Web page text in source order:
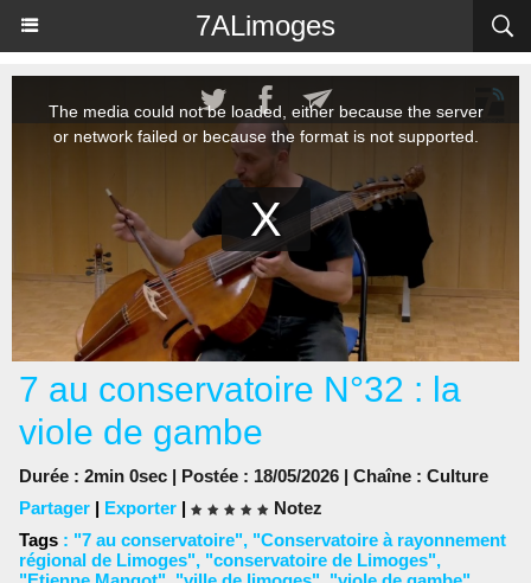
7ALimoges
7 au conservatoire N°32 : la
viole de gambe
Durée : 2min 0sec | Postée : 18/05/2026 | Chaîne : Culture
Partager | Exporter |
Notez
Tags : "7 au conservatoire", "Conservatoire à rayonnement
régional de Limoges", "conservatoire de Limoges",